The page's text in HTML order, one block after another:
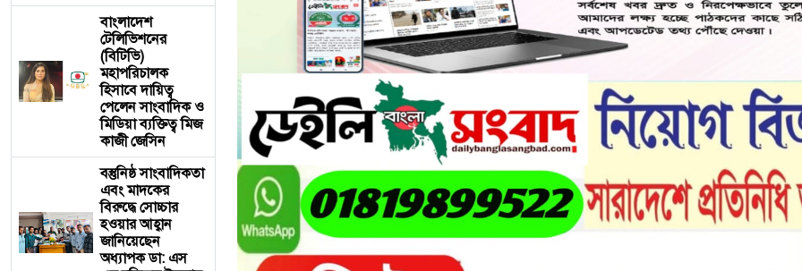
বাংলাদেশ
টেলিভিশনের
(বিটিভি)
মহাপরিচালক
হিসাবে দায়িত্ব
পেলেন সাংবাদিক ও
মিডিয়া ব্যক্তিত্ব মিজ
কাজী জেসিন
বস্তুনিষ্ঠ সাংবাদিকতা
এবং মাদকের
বিরুদ্ধে সোচ্চার
হওয়ার আহ্বান
জানিয়েছেন
অধ্যাপক ডা: এস